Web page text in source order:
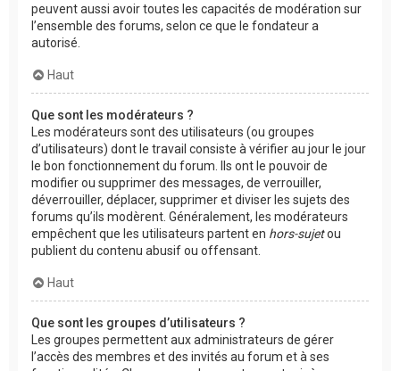
peuvent aussi avoir toutes les capacités de modération sur
l’ensemble des forums, selon ce que le fondateur a
autorisé.
Haut
Que sont les modérateurs ?
Les modérateurs sont des utilisateurs (ou groupes
d’utilisateurs) dont le travail consiste à vérifier au jour le jour
le bon fonctionnement du forum. Ils ont le pouvoir de
modifier ou supprimer des messages, de verrouiller,
déverrouiller, déplacer, supprimer et diviser les sujets des
forums qu’ils modèrent. Généralement, les modérateurs
empêchent que les utilisateurs partent en hors-sujetou
publient du contenu abusif ou offensant.
Haut
Que sont les groupes d’utilisateurs ?
Les groupes permettent aux administrateurs de gérer
l’accès des membres et des invités au forum et à ses